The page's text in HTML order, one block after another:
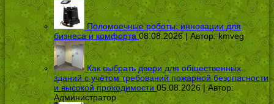
Поломоечные роботы: инновации для
бизнеса и комфорта 08.08.2026 | Автор:kmveg
Как выбрать двери для общественных
зданий с учётом требований пожарной безопасности
и высокой проходимости 05.08.2026 | Автор:
Администратор